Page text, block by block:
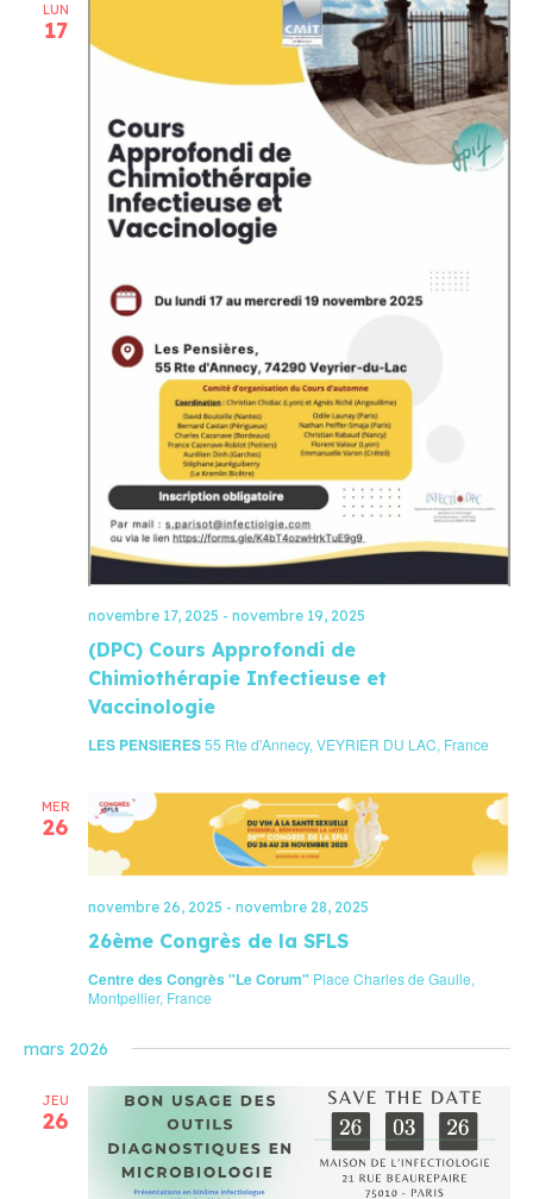
LUN
17
(DPC) Cours Approfondi de
Chimiothérapie Infectieuse et
Vaccinologie
novembre 17, 2025 - novembre 19, 2025
LES PENSIERES55 Rte d'Annecy, VEYRIER DU LAC, France
MER
26
26ème Congrès de la SFLS
novembre 26, 2025 - novembre 28, 2025
Centre des Congrès "Le Corum" Place Charles de Gaulle,
Montpellier, France
mars 2026
JEU
26